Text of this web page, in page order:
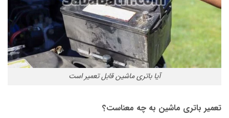
آیا باتری ماشین قابل تعمیر است
تعمیر باتری ماشین به چه معناست؟